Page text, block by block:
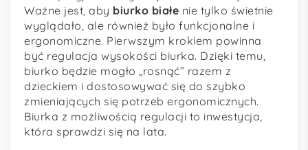
Ważne jest, aby biurko białe nie tylko świetnie
wyglądało, ale również było funkcjonalne i
ergonomiczne. Pierwszym krokiem powinna
być regulacja wysokości biurka. Dzięki temu,
biurko będzie mogło „rosnąć” razem z
dzieckiem i dostosowywać się do szybko
zmieniających się potrzeb ergonomicznych.
Biurka z możliwością regulacji to inwestycja,
która sprawdzi się na lata.